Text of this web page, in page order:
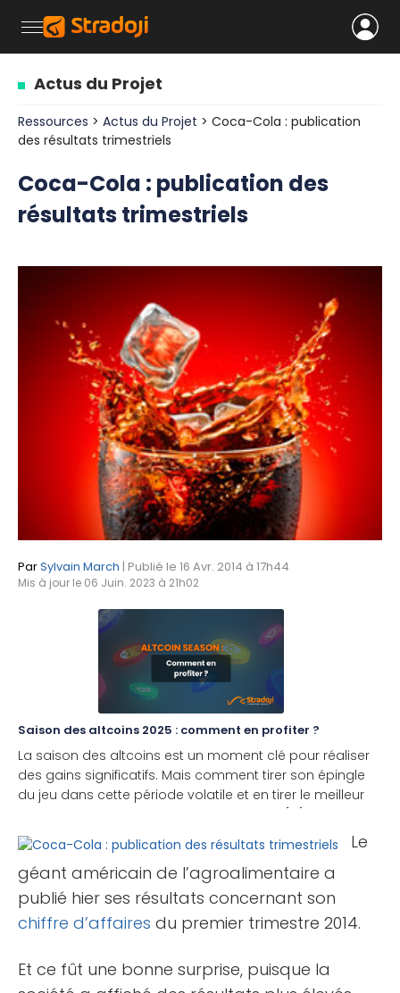
Actus du Projet
Ressources > Actus du Projet > Coca-Cola : publication
des résultats trimestriels
Coca-Cola : publication des
résultats trimestriels
ParSylvain March | Publié le 16 Avr. 2014 à 17h44
Mis à jour le 06 Juin. 2023 à 21h02
Saison des altcoins 2025 : comment en profiter ?
La saison des altcoins est un moment clé pour réaliser
des gains significatifs. Mais comment tirer son épingle
du jeu dans cette période volatile et en tirer le meilleur
parti ? Découvrez les meilleures solutions [...]
Le
géant américain de l’agroalimentaire a
publié hier ses résultats concernant son
chiffre d’affaires du premier trimestre 2014.
Et ce fût une bonne surprise, puisque la